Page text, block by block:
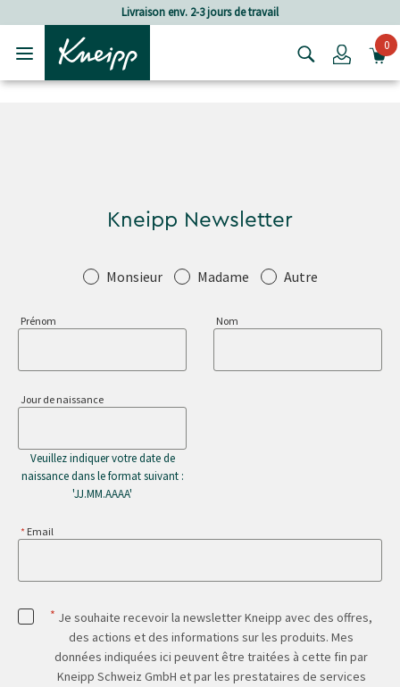
Passer au contenu principal
Passer au contenu du pied de page
Livraison env. 2-3 jours de travail
Login0
Kneipp Newsletter
SalutationMonsieur Madame Autre
Prénom Nom
Jour de naissance
Veuillez indiquer votre date de
naissance dans le format suivant :
'JJ.MM.AAAA'
Email
* Je souhaite recevoir la newsletter Kneipp avec des offres,
des actions et des informations sur les produits. Mes
données indiquées ici peuvent être traitées à cette fin par
Kneipp Schweiz GmbH et par les prestataires de services